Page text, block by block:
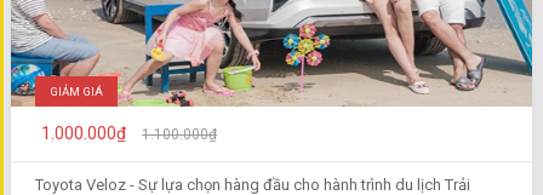
GIẢM GIÁ
1.000.000₫ 1.100.000₫
Toyota Veloz - Sự lựa chọn hàng đầu cho hành trình du lịch Trải